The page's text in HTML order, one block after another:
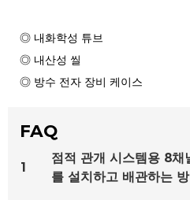
◎ 내화학성 튜브
◎ 내산성 씰
◎ 방수 전자 장비 케이스
FAQ
1
점적 관개 시스템용 8채
를 설치하고 배관하는